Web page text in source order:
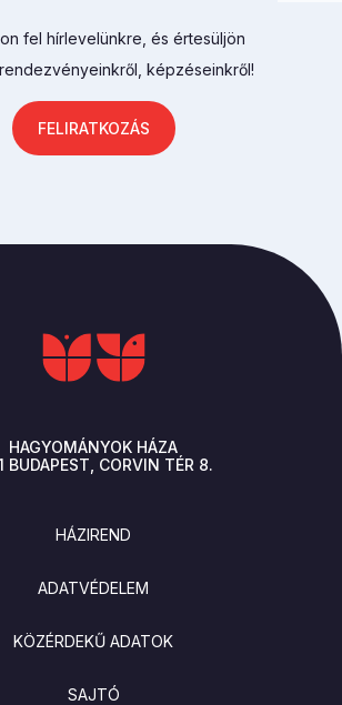
fel hírlevelünkre, és értesüljön
képzéseinkről!
FELIRATKOZÁS
HAGYOMÁNYOK HÁZA
BUDAPEST CORVIN TÉR 8.
HÁZIREND
ADATVÉDELEM
KÖZÉRDEKŰ ADATOK
SAJTÓ